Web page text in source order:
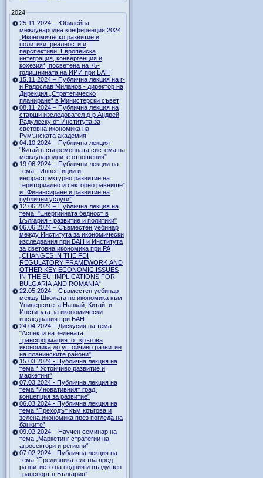
2024
25.11.2024 – Юбилейна
международна конференция 2024
„Икономическо развитие и
политики: реалности и
перспективи. Европейска
интеграция, конвергенция и
кохезия“, посветена на 75-
годишнината на ИИИ при БАН
15.11.2024 – Публична лекция на г-
н Радослав Миланов - директор на
Дирекция „Стратегическо
планиране“ в Министерски съвет
08.11.2024 – Публична лекция на
старши изследовател д-р Андрей
Радулеску от Института за
световна икономика на
Румънската академия
04.10.2024 – Публична лекция
“Китай в съвременната система на
международните отношения”
19.06.2024 – Публични лекции на
тема: “Инвестиции и
инфраструктурно развитие на
териториално и секторно равнище”
и “Финансиране и развитие на
публични услуги”
12.06.2024 – Публична лекция на
тема: "Енергийната бедност в
България - развитие и политики"
06.06.2024 – Съвместен уебинар
между Института за икономически
изследвания при БАН и Института
за световна икономика при РА
„CHANGES IN THE FDI
REGULATORY FRAMEWORK AND
OTHER KEY ECONOMIC ISSUES
IN THE EU: IMPLICATIONS FOR
BULGARIA AND ROMANIA“
22.05.2024 – Съвместен уебинар
между Школата по икономика към
Университета Нанкай, Китай, и
Института за икономически
изследвания при БАН
24.04.2024 – Дискусия на тема
"Аспекти на зелената
трансформация: от кръгова
икономика до устойчиво развитие
на планинските райони"
15.03.2024 - Публична лекция на
тема “ Устойчиво развитие и
маркетинг”
07.03.2024 - Публична лекция на
тема “Иновативният град:
концепция за развитие”
06.03.2024 - Публична лекция на
тема “Преходът към кръгова и
зелена икономика през погледа на
банките”
09.02.2024 – Научен семинар на
тема „Маркетинг стратегии на
агросектори и региони“
07.02.2024 - Публична лекция на
тема “Предизвикателства пред
развитието на водния и въздушен
транспорт в България”